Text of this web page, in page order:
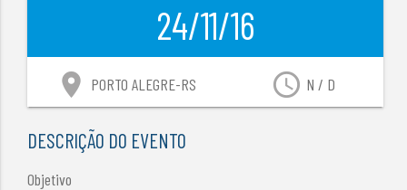
24/11/16
access_time N / D
location_on PORTO ALEGRE-RS
DESCRIÇÃO DO EVENTO
Objetivo